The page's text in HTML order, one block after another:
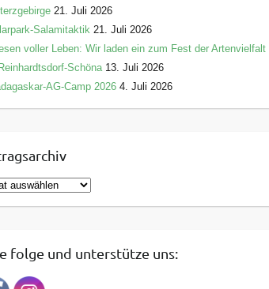
21. Juli 2026
Salamitaktik 21. Juli 2026
voller Leben: Wir laden ein zum Fest der Artenvielfalt
Schöna 13. Juli 2026
AG-Camp 2026 4. Juli 2026
folge und unterstütze uns: